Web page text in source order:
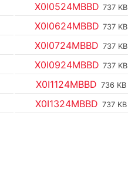
X0I0524MBBD 737 KB
X0I0624MBBD 737 KB
X0I0724MBBD 737 KB
X0I0924MBBD 737 KB
X0I1124MBBD 736 KB
X0I1324MBBD 737 KB